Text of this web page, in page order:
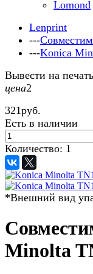
Lomond
Lenprint
---
---Konica
Вывести на печать
цена2
321руб.
Есть в наличии
Количество: 1
*Внешний вид
Minolta